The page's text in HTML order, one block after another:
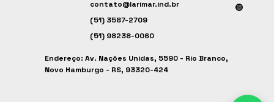
contato@larimar.ind.br
(51) 3587-2709
(51) 98238-0060
Endereço: Av. Nações Unidas, 5590 - Rio Branco,
Novo Hamburgo - RS, 93320-424